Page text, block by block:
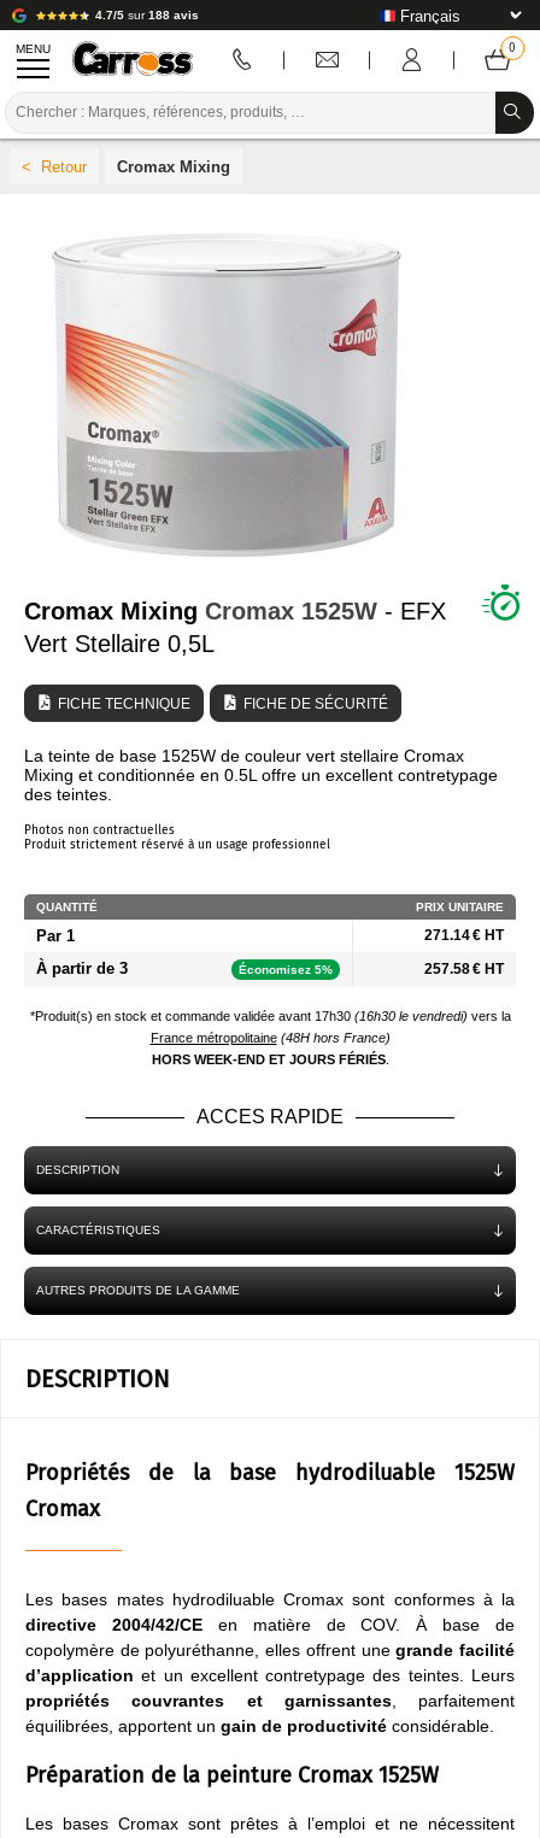
4.7/5 sur188 avis
MENU
PREPARATION / PEINTURE / FINITION
CONSOMMABLE CARROSSERIE
OUTILLAGE CARROSSERIE
ÉQUIPEMENT ATELIER CARROSSERIE
INSTALLATION LABO
TUTORIEL & CONSEILS
Cromax Mixing
Cromax Mixing Cromax 1525W - EFX
Vert Stellaire 0,5L
FICHE TECHNIQUE FICHE DE SÉCURITÉ
La teinte de base 1525W de couleur vert stellaire Cromax
Mixing et conditionnée en 0.5L offre un excellent contretypage
des teintes.
Photos non contractuelles
Produit strictement réservé à un usage professionnel
QUANTITÉ PRIX UNITAIRE
Par 1 271.14 € HT
À partir de 3 Économisez 5% 257.58 € HT
*Produit(s) en stock et commande validée avant 17h30 (16h30 le vendredi) vers la
France métropolitaine (48H hors France)
HORS WEEK-END ET JOURS FÉRIÉS.
ACCES RAPIDE
DESCRIPTION
CARACTÉRISTIQUES
AUTRES PRODUITS DE LA GAMME
DESCRIPTION
Propriétés de la base hydrodiluable 1525W
Cromax
Les bases mates hydrodiluable Cromax sont conformes à la
directive 2004/42/CEen matière de COV. À base de
copolymère de polyuréthanne, elles offrent unegrande facilité
d’application et un excellent contretypage des teintes. Leurs
propriétés couvrantes et garnissantes, parfaitement
équilibrées, apportent un gain de productivité considérable.
Préparation de la peinture Cromax 1525W
Les bases Cromax sont prêtes à l’emploi et ne nécessitent